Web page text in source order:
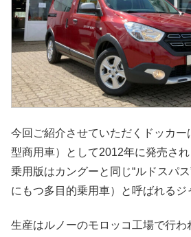
今回ご紹介させていただくドッカ
型商用車）として2012年に発売され
乗用版はカングーと同じ“ルドスパ
にもつ多目的乗用車）と呼ばれるジ
生産はルノーのモロッコ工場で行わ